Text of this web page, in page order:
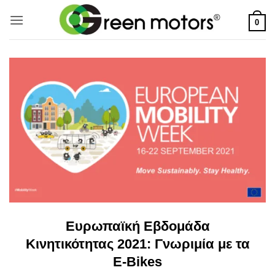
στο
περιεχόμενο
0
Ευρωπαϊκή Εβδομάδα
Κινητικότητας 2021: Γνωριμία με τα
E-Bikes